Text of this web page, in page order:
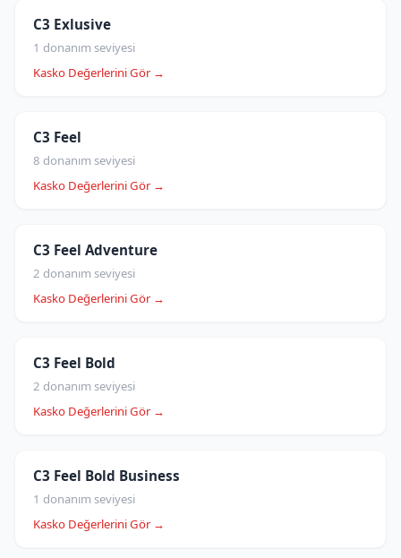
C3 Exlusive
1 donanım seviyesi
Kasko Değerlerini Gör →
C3 Feel
8 donanım seviyesi
Kasko Değerlerini Gör →
C3 Feel Adventure
2 donanım seviyesi
Kasko Değerlerini Gör →
C3 Feel Bold
2 donanım seviyesi
Kasko Değerlerini Gör →
C3 Feel Bold Business
1 donanım seviyesi
Kasko Değerlerini Gör →